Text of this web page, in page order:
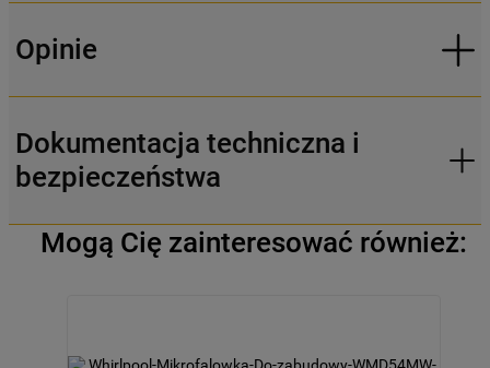
Opinie
Dokumentacja techniczna i
bezpieczeństwa
Mogą Cię zainteresować również: